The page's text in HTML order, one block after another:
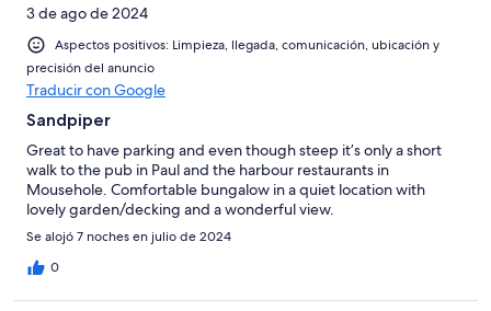
3 de ago de 2024
Aspectos positivos: Limpieza, llegada, comunicación, ubicación y
precisión del anuncio
Traducir con Google
Sandpiper
Great to have parking and even though steep it’s only a short
walk to the pub in Paul and the harbour restaurants in
Mousehole. Comfortable bungalow in a quiet location with
lovely garden/decking and a wonderful view.
Se alojó 7 noches en julio de 2024
0